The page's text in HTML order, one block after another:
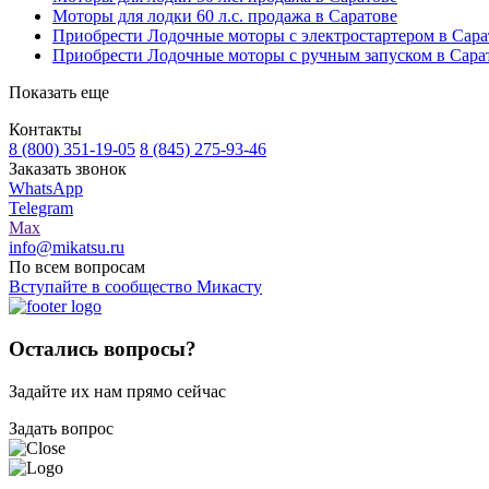
Моторы для лодки 60 л.с. продажа в Саратове
Приобрести Лодочные моторы с электростартером в
Приобрести Лодочные моторы с ручным запуском в
Показать еще
Контакты
8 (800) 351-19-05 8 (845) 275-93-46
Заказать звонок
WhatsApp
Telegram
Max
info@mikatsu.ru
По всем вопросам
Вступайте в сообщество Микасту
Остались вопросы?
Задайте их нам прямо сейчас
Задать вопрос